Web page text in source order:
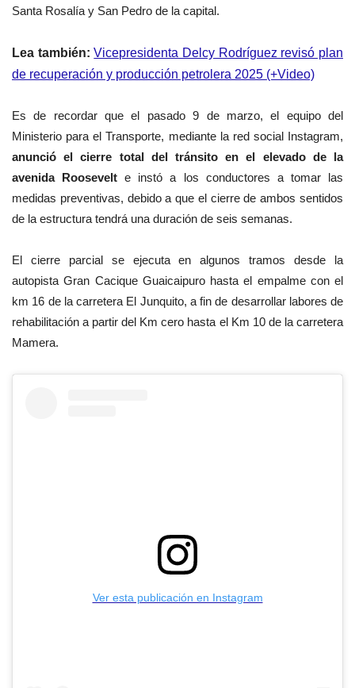
Santa Rosalía y San Pedro de la capital.
Lea también: Vicepresidenta Delcy Rodríguez revisó plan
de recuperación y producción petrolera 2025 (+Video)
Es de recordar que el pasado 9 de marzo, el equipo del
Ministerio para el Transporte, mediante la red social Instagram,
anunció el cierre total del tránsito en el elevado de la
avenida Roosevelte instó a los conductores a tomar las
medidas preventivas, debido a que el cierre de ambos sentidos
de la estructura tendrá una duración de seis semanas.
El cierre parcial se ejecuta en algunos tramos desde la
autopista Gran Cacique Guaicaipuro hasta el empalme con el
km 16 de la carretera El Junquito, a fin de desarrollar labores de
rehabilitación a partir del Km cero hasta el Km 10 de la carretera
Mamera.
Ver esta publicación en Instagram